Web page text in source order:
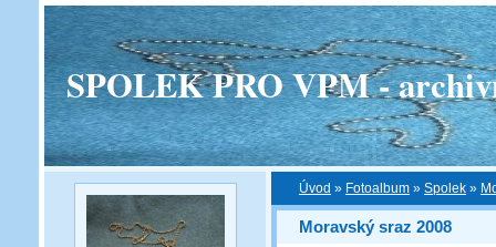
SPOLEK PRO VPM -
Úvod » Fotoalbum » Spolek »
Moravský sraz 2008